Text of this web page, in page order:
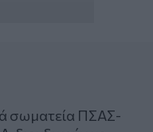
σωματεία ΠΣΑΣ-